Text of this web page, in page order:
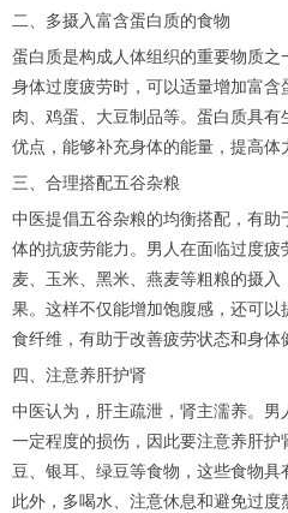
二、多摄入富含蛋白质的食物
蛋白质是构成人体组织的重要物质之
身体过度疲劳时，可以适量增加富
肉、鸡蛋、大豆制品等。蛋白质具
优点，能够补充身体的能量，提高体
三、合理搭配五谷杂粮
中医提倡五谷杂粮的均衡搭配，有
体的抗疲劳能力。男人在面临过度
麦、玉米、黑米、燕麦等粗粮的摄
果。这样不仅能增加饱腹感，还可
食纤维，有助于改善疲劳状态和身体
四、注意养肝护肾
中医认为，肝主疏泄，肾主濡养。男
一定程度的损伤，因此要注意养肝
豆、银耳、绿豆等食物，这些食物具
此外，多喝水、注意休息和避免过